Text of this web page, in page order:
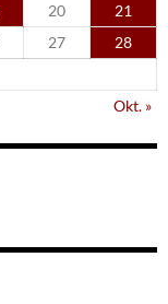
20
21
27
28
Okt. »